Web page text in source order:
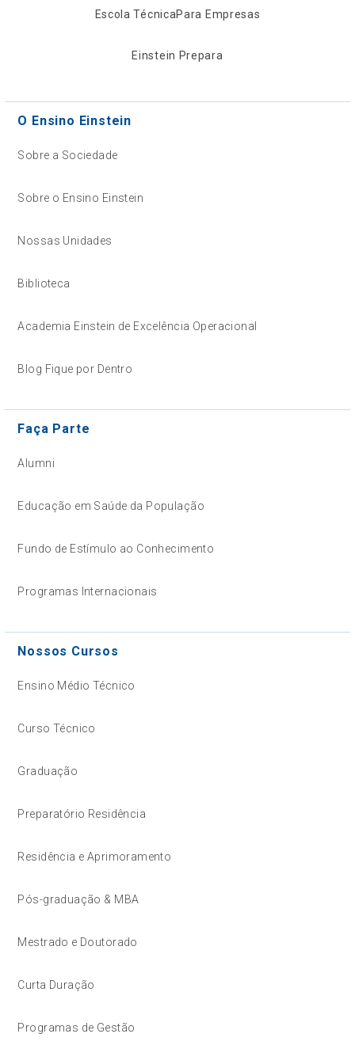
Escola TécnicaPara Empresas
Einstein Prepara
O Ensino Einstein
Sobre a Sociedade
Sobre o Ensino Einstein
Nossas Unidades
Biblioteca
Academia Einstein de Excelência Operacional
Blog Fique por Dentro
Faça Parte
Alumni
Educação em Saúde da População
Fundo de Estímulo ao Conhecimento
Programas Internacionais
Nossos Cursos
Ensino Médio Técnico
Curso Técnico
Graduação
Preparatório Residência
Residência e Aprimoramento
Pós-graduação & MBA
Mestrado e Doutorado
Curta Duração
Programas de Gestão